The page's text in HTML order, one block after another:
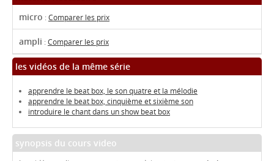
micro :Comparer les prix
ampli :Comparer les prix
les vidéos de la même série
apprendre le beat box, le son quatre et la mélodie
apprendre le beat box, cinquième et sixième son
introduire le chant dans un show beat box
synopsis du cours video